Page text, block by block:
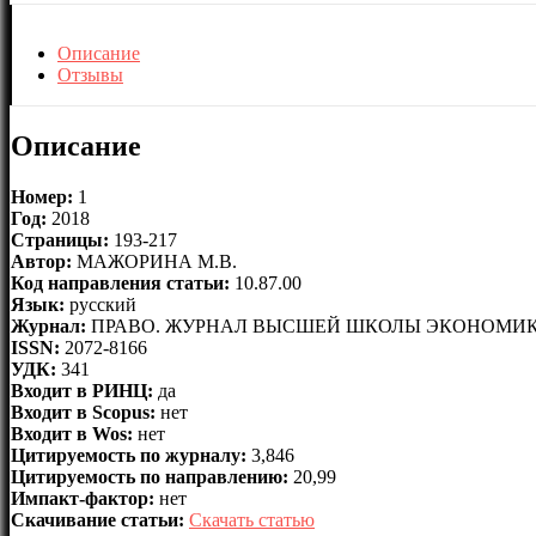
Описание
Отзывы
Описание
Номер: 1
Год: 2018
Страницы: 193-217
Автор: МАЖОРИНА М.В.
Код направления статьи: 10.87.00
Язык: русский
Журнал: ПРАВО. ЖУРНАЛ ВЫСШЕЙ ШКОЛЫ
ISSN: 2072-8166
УДК: 341
Входит в РИНЦ: да
Входит в Scopus: нет
Входит в Wos: нет
Цитируемость по журналу: 3,846
Цитируемость по направлению: 20,99
Импакт-фактор: нет
Скачивание статьи: Скачать статью